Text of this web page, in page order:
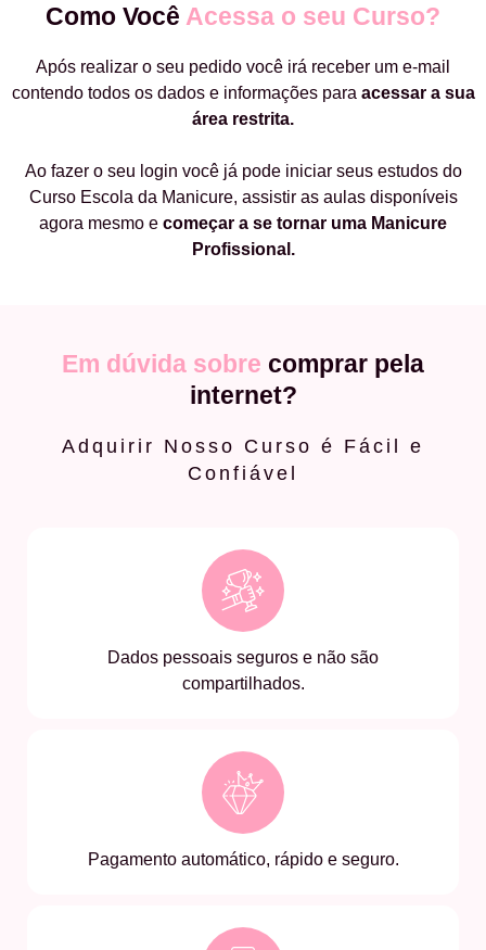
Como Você Acessa o seu Curso?
Após realizar o seu pedido você irá receber um e-mail
contendo todos os dados e informações para acessar a sua
área restrita.
Ao fazer o seu login você já pode iniciar seus estudos do
Curso Escola da Manicure, assistir as aulas disponíveis
agora mesmo e começar a se tornar uma Manicure
Profissional.
Em dúvida sobre comprar pela
internet?
Adquirir Nosso Curso é Fácil e
Confiável
Dados pessoais seguros e não são
compartilhados.
Pagamento automático, rápido e seguro.